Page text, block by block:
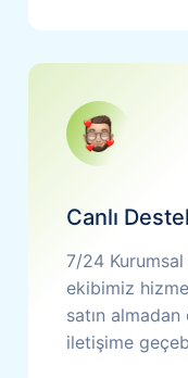
Canlı
7/24
ekibimiz
satın
iletişime